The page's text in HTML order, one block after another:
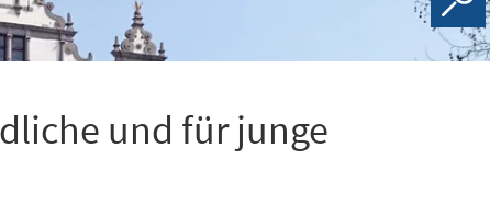
und für junge